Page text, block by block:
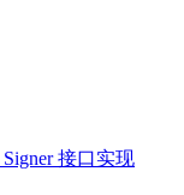
接口实现